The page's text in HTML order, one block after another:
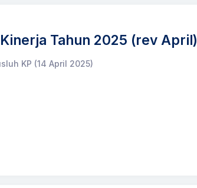
Tahun 2025 (rev April)
KP (14 April 2025)